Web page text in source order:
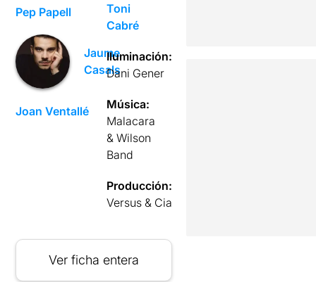
Pep Papell
Jaume
Casals
Joan Ventallé
Toni
Cabré
Iluminación:
Dani Gener
Música:
Malacara
& Wilson
Band
Producción:
Versus & Cia
Ver ficha entera